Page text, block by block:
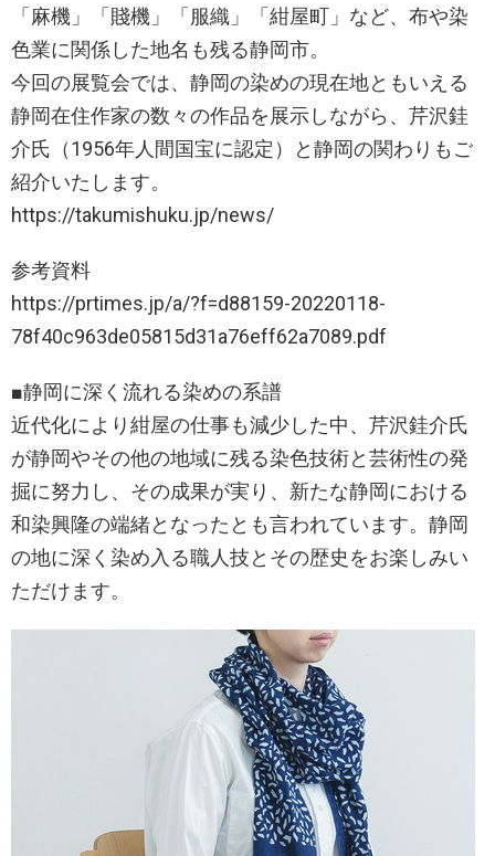
「麻機」「賤機」「服織」「紺屋町」など、布や染
色業に関係した地名も残る静岡市。
今回の展覧会では、静岡の染めの現在地ともいえる
静岡在住作家の数々の作品を展示しながら、芹沢銈
介氏（1956年人間国宝に認定）と静岡の関わりもご
紹介いたします。
https://takumishuku.jp/news/
参考資料
https://prtimes.jp/a/?f=d88159-20220118-
78f40c963de05815d31a76eff62a7089.pdf
■静岡に深く流れる染めの系譜
近代化により紺屋の仕事も減少した中、芹沢銈介氏
が静岡やその他の地域に残る染色技術と芸術性の発
掘に努力し、その成果が実り、新たな静岡における
和染興隆の端緒となったとも言われています。静岡
の地に深く染め入る職人技とその歴史をお楽しみい
ただけます。